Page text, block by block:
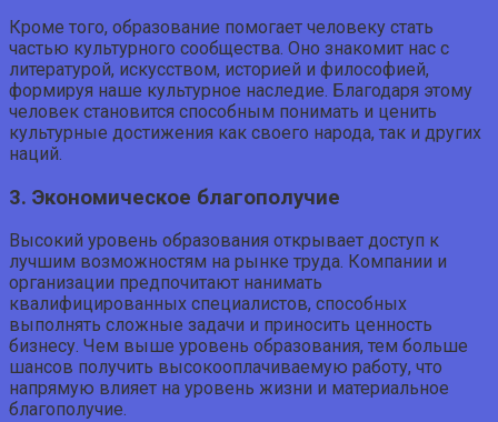
Кроме того, образование помогает человеку стать
частью культурного сообщества. Оно знакомит нас с
литературой, искусством, историей и философией,
формируя наше культурное наследие. Благодаря этому
человек становится способным понимать и ценить
культурные достижения как своего народа, так и других
наций.
3. Экономическое благополучие
Высокий уровень образования открывает доступ к
лучшим возможностям на рынке труда. Компании и
организации предпочитают нанимать
квалифицированных специалистов, способных
выполнять сложные задачи и приносить ценность
бизнесу. Чем выше уровень образования, тем больше
шансов получить высокооплачиваемую работу, что
напрямую влияет на уровень жизни и материальное
благополучие.